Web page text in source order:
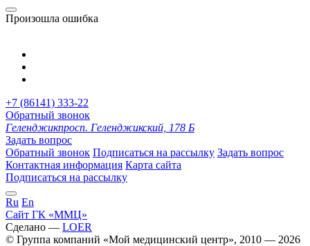
Произошла ошибка
+7 (86141) 333-22
Обратный звонок
Геленджикпросп. Геленджикский, 178 Б
Задать вопрос
Обратный звонок Подписаться на рассылку Задать вопрос
Контактная информация Карта сайта
Подписаться на рассылку
Ru En
Сайт ГК «ММЦ»
Сделано — LOER
© Группа компаний «Мой медицинский центр», 2010 — 2026